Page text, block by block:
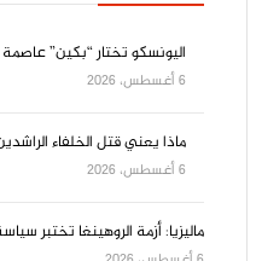
اليونسكو تختار “بكين” عاصمة
6 أغسطس، 2026
ماذا يعني قتل الخلفاء
6 أغسطس، 2026
ماليزيا: أزمة الروهينغا تختبر